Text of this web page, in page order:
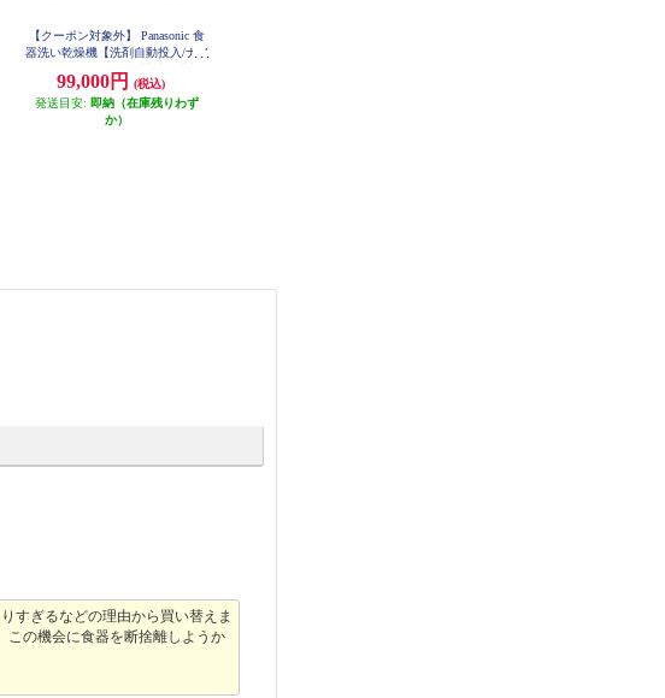
【クーポン対象外】 Panasonic 食
器洗い乾燥機【洗剤自動投入/ナノ
エコナビ/節水/シルバー】 NP-TZ5
00-S
99,000円
(税込)
発送目安: 即納（在庫残りわず
か）
すぎるなどの理由から買い替えま
この機会に食器を断捨離しようか